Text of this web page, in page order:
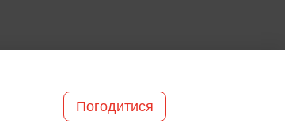
Погодитися